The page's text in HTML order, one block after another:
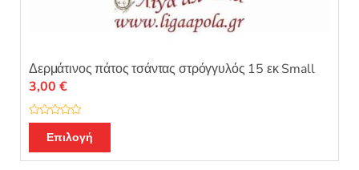
Δερμάτινος πάτος τσάντας στρόγγυλός 15 εκ Small
Β
μ
ο
3,00 €
Επιλογή
το